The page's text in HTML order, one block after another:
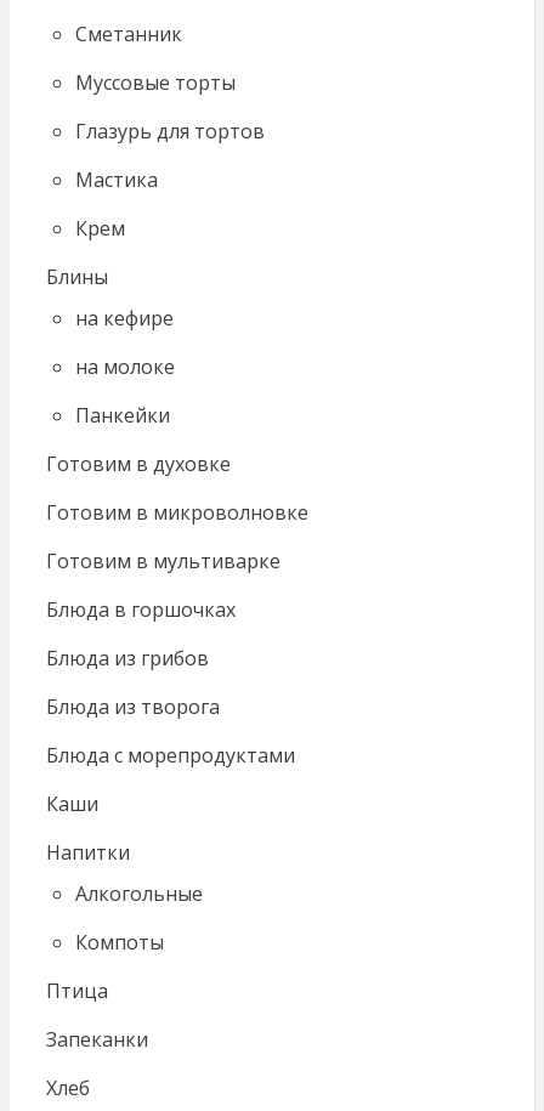
Сметанник
Муссовые торты
Глазурь для тортов
Мастика
Крем
Блины
на кефире
на молоке
Панкейки
Готовим в духовке
Готовим в микроволновке
Готовим в мультиварке
Блюда в горшочках
Блюда из грибов
Блюда из творога
Блюда с морепродуктами
Каши
Напитки
Алкогольные
Компоты
Птица
Запеканки
Хлеб